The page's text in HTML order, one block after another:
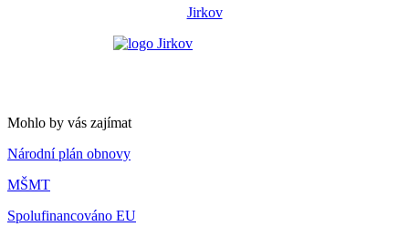
Jirkov
Mohlo by vás zajímat
Národní plán obnovy
MŠMT
Spolufinancováno EU